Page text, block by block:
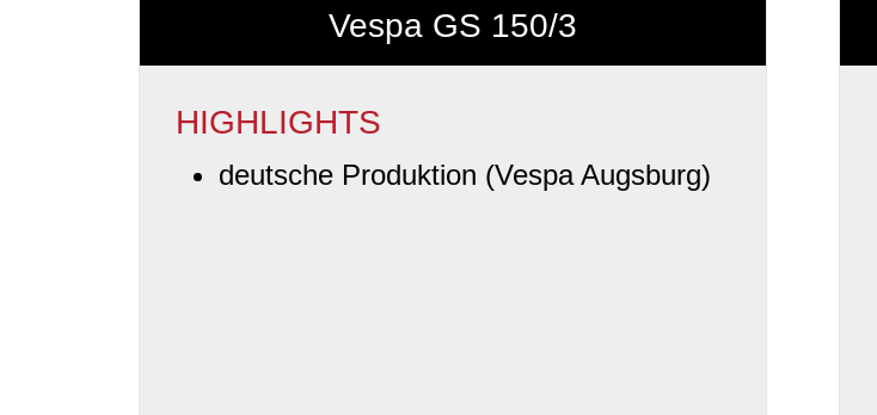
Vespa GS 150/3
HIGHLIGHTS
deutsche Produktion (Vespa Augsburg)